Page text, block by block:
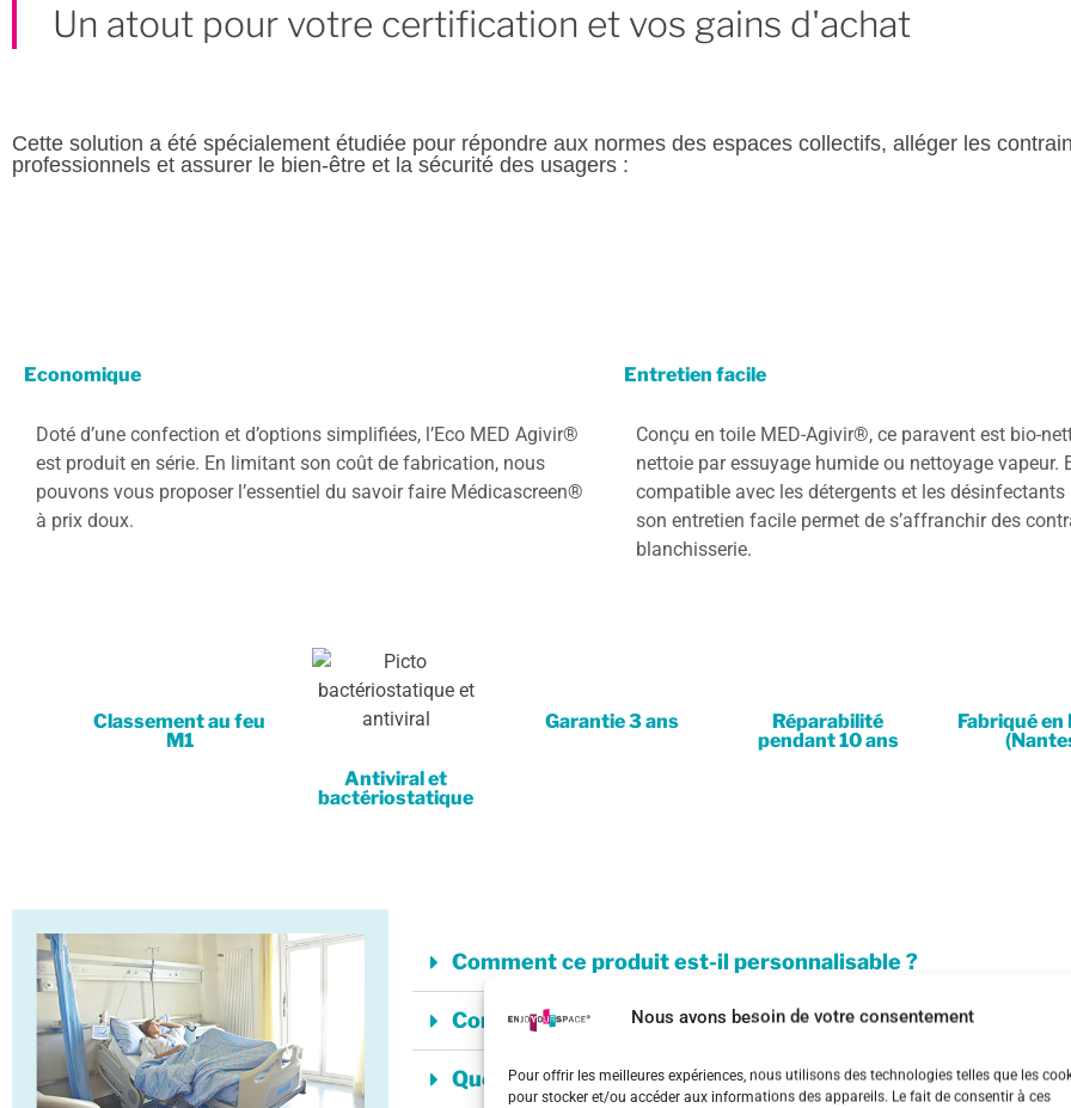
Nous avons besoin de votre consentement
Pour offrir les meilleures expériences, nous utilisons des technologies telles que les
pour stocker et/ou accéder aux informations des appareils. Le fait de consentir à ces
Un atout pour votre certification et vos gains d'achat
Cette solution a été spécialement étudiée pour répondre aux normes des espaces collectifs, alléger les
professionnels et assurer le bien-être et la sécurité des usagers :
Economique
Doté d’une confection et d’options simplifiées, l’Eco MED Agivir®
est produit en série. En limitant son coût de fabrication, nous
pouvons vous proposer l’essentiel du savoir faire Médicascreen®
à prix doux.
Entretien facile
Conçu en toile MED-Agivir®, ce paravent est bio-
nettoie par essuyage humide ou nettoyage vapeur.
compatible avec les détergents et les désinfectants
son entretien facile permet de s’affranchir des
blanchisserie.
Classement au feu
M1
Antiviral et
bactériostatique
Garantie 3 ans
Réparabilité
pendant 10 ans​
Fabriqué en
Comment ce produit est-il personnalisable ?
Comment l'entretenir ?
Quelles sont ses dimensions ?